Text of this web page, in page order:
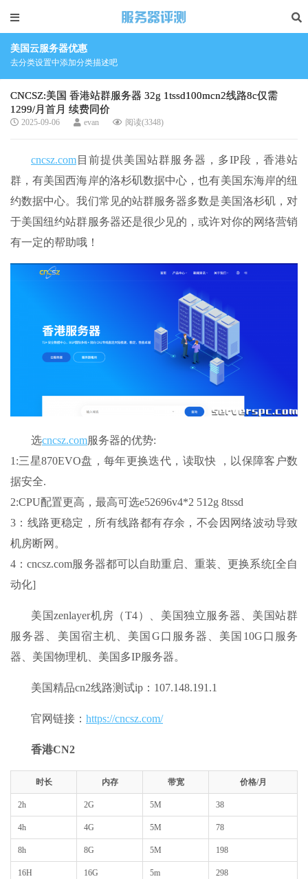
美国云服务器优惠
去分类设置中添加分类描述吧
CNCSZ:美国 香港站群服务器 32g 1tssd100mcn2线路8c仅需
1299/月首月 续费同价
2025-09-06 evan 阅读(3348)
cncsz.com 目前提供美国站群服务器，多IP段，香港站
群，有美国西海岸的洛杉矶数据中心，也有美国东海岸的纽
约数据中心。我们常见的站群服务器多数是美国洛杉矶，对
于美国纽约站群服务器还是很少见的，或许对你的网络营销
有一定的帮助哦！
选cncsz.com服务器的优势:
1:三星870EVO盘，每年更换迭代，读取快 ，以保障客户数
据安全.
2:CPU配置更高，最高可选e52696v4*2 512g 8tssd
3：线路更稳定，所有线路都有存余，不会因网络波动导致
机房断网。
4：cncsz.com服务器都可以自助重启、重装、更换系统[全自
动化]
美国zenlayer机房（T4）、美国独立服务器、美国站群
服务器、美国宿主机、美国G口服务器、美国10G口服务
器、美国物理机、美国多IP服务器。
美国精品cn2线路测试ip：107.148.191.1
官网链接： https://cncsz.com/
香港CN2
时长 内存 带宽 价格/月
2h 2G 5M 38
4h 4G 5M 78
8h 8G 5M 198
16H 16G 5m 298